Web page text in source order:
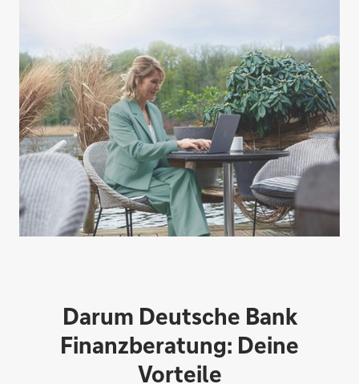
Darum Deutsche Bank
Finanzberatung: Deine
Vorteile